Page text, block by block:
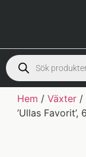
Hem /Växter /
’Ullas Favorit’,